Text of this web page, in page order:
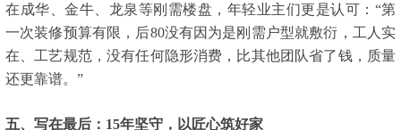
在成华、金牛、龙泉等刚需楼盘，年轻业主们更是认可：“第
一次装修预算有限，后80没有因为是刚需户型就敷衍，工人实
在、工艺规范，没有任何隐形消费，比其他团队省了钱，质量
还更靠谱。”
五、写在最后：15年坚守，以匠心筑好家